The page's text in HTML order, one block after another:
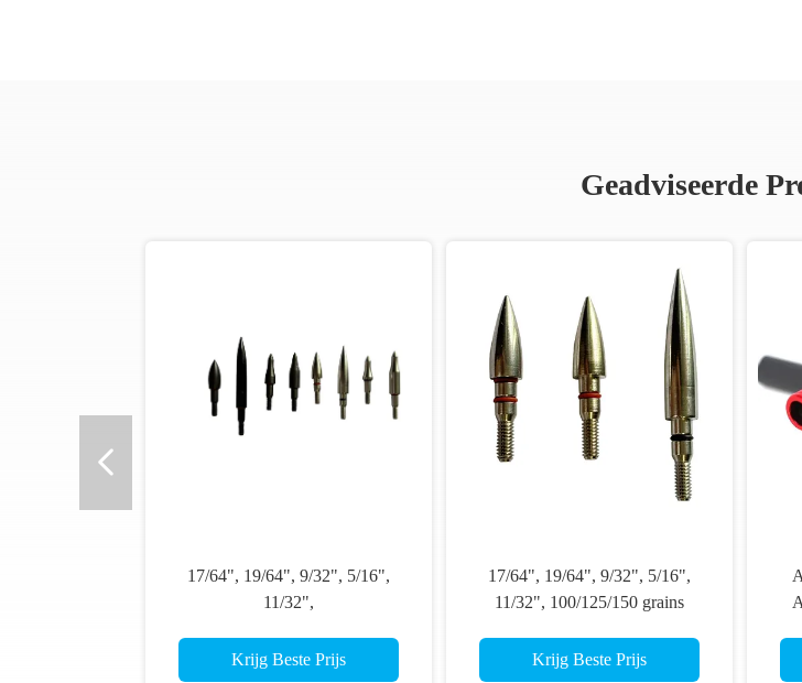
Geadviseerde
17/64", 19/64", 9/32", 5/16",
11/32",
Grains Schroef In Pijlpunt met O-
Krijg Beste Prijs
17/64", 19/64", 9/32", 5/16",
11/32", 100/125/150 grains
combivormige veldschroefpunten
Krijg Beste Prijs